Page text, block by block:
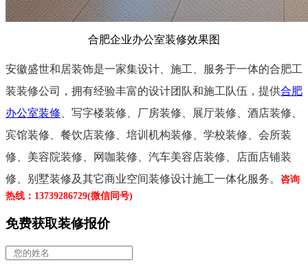
合肥企业办公室装修效果图
安徽盛世和居装饰是一家集设计、施工、服务于一体的合肥工
装装修公司， 拥有经验丰富的设计团队和施工队伍， 提供合肥
办公室装修 、写字楼装修、厂房装修、展厅装修、酒店装修、
宾馆装修、 餐饮店装修、培训机构装修、学校装修、会所装
修、美容院装修、网咖装修、汽车美容店装修、店面店铺装
修、别墅装修及其它商业空间装修设计施工一体化服务。
咨询
热线：13739286729(微信同号)
免费获取装修报价